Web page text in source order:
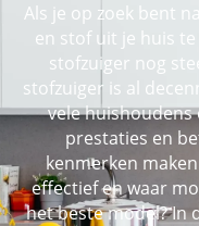
Als je op zoek bent
en stof uit je huis
stofzuiger nog
stofzuiger is al
vele huishoudens
prestaties en
kenmerken
effectief en waar
het beste model? In